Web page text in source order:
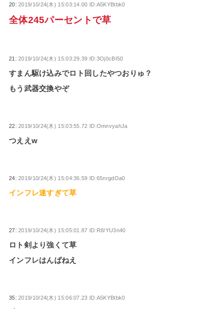
20:2019/10/24(木) 15:03:14.00 ID:A5KYBtbk0
全体245パーセントで草
21:2019/10/24(木) 15:03:29.39 ID:3Oj0cBI50
すまん駆け込みでロト回したやつおりゅ？
もう武器交換やぞ
22:2019/10/24(木) 15:03:55.72 ID:OmnvyahJa
つええw
24:2019/10/24(木) 15:04:36.59 ID:65nrgdOa0
インフレ速すぎて草
27:2019/10/24(木) 15:05:01.87 ID:R8/YU3n40
ロト剣より強くて草
インフレはんぱねえ
35:2019/10/24(木) 15:06:07.23 ID:A5KYBtbk0